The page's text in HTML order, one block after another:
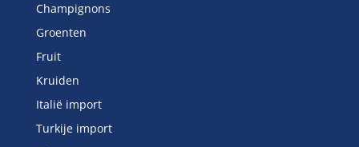
Champignons
Groenten
Fruit
Kruiden
Italië import
Turkije import